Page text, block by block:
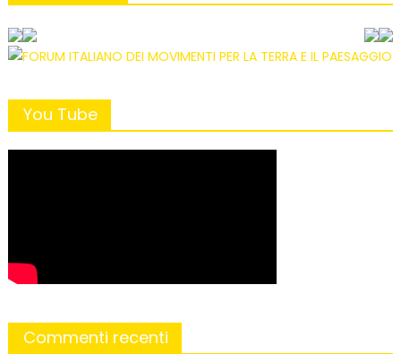
You Tube
Commenti recenti